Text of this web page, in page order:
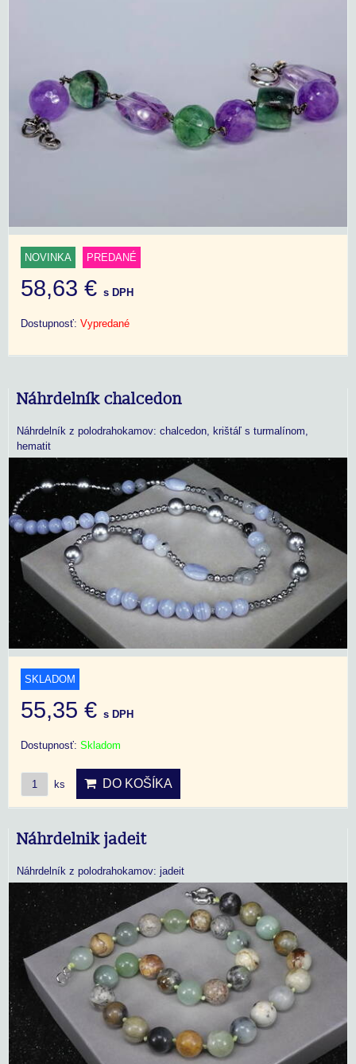
NOVINKA PREDANÉ
58,63 € s DPH
Dostupnosť: Vypredané
Náhrdelník chalcedon
Náhrdelník z polodrahokamov: chalcedon, krištáľ s turmalínom,
hematit
SKLADOM
55,35 € s DPH
Dostupnosť: Skladom
ks DO KOŠÍKA
Náhrdelnik jadeit
Náhrdelník z polodrahokamov: jadeit